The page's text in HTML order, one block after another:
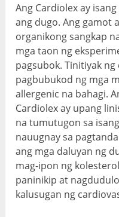
Ang Cardiolex ay
ang dugo. Ang gamot
organikong sangkap
mga taon ng
pagsubok. Tinitiyak
pagbubukod ng mga
allergenic na bahagi.
Cardiolex ay upang
na tumutugon sa
nauugnay sa
ang mga daluyan ng
mag-ipon ng
paninikip at
kalusugan ng